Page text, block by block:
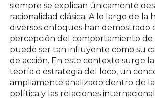
siempre se explican únicamente
racionalidad clásica. A lo largo de la
diversos enfoques han demostrado
percepción del comportamiento
puede ser tan influyente como su
de acción. En este contexto surge
teoría o estrategia del loco, un
ampliamente analizado dentro de
política y las relaciones